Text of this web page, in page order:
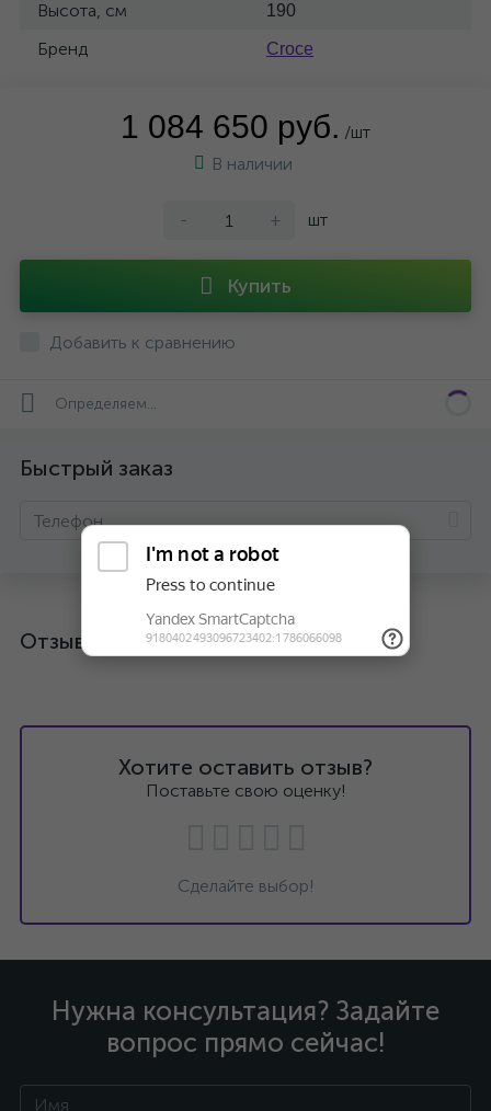
Высота, см 190
Бренд Croce
1 084 650 руб. /шт
В наличии
- + шт
Купить
Добавить к сравнению
Определяем...
Быстрый заказ
Отзывы
Хотите оставить отзыв?
Поставьте свою оценку!
Сделайте выбор!
Нужна консультация? Задайте
вопрос прямо сейчас!